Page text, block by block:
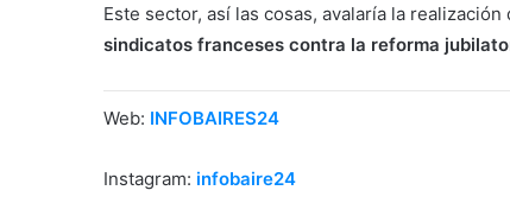
Este sector, así las cosas, avalaría la realización
sindicatos franceses contra la reforma
Web: INFOBAIRES24
Instagram: infobaire24